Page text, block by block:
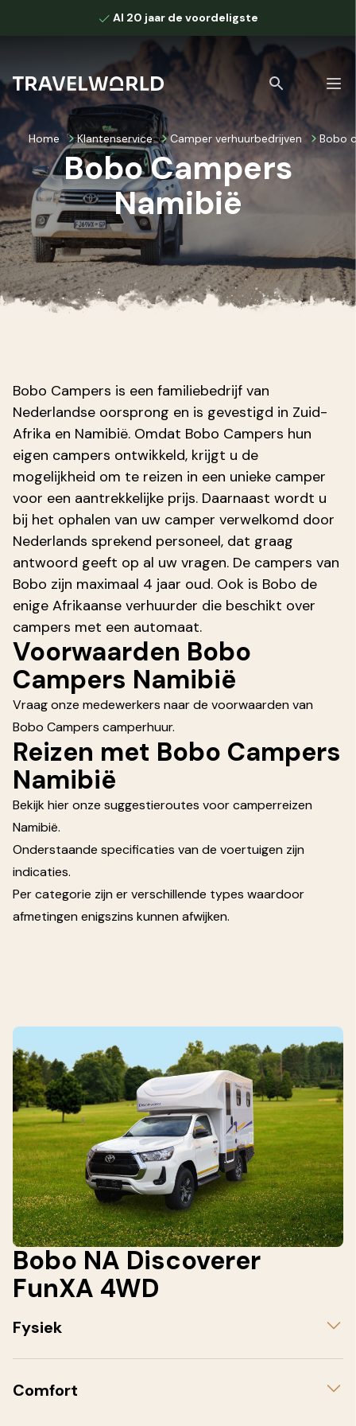
Al 20 jaar de voordeligste
Bekijk alle zoekresultaten
Home Klantenservice Camper verhuurbedrijven Bobo
Bobo Campers
Namibië
Bobo Campers is een familiebedrijf van
Nederlandse oorsprong en is gevestigd in Zuid-
Afrika en Namibië. Omdat Bobo Campers hun
eigen campers ontwikkeld, krijgt u de
mogelijkheid om te reizen in een unieke camper
voor een aantrekkelijke prijs. Daarnaast wordt u
bij het ophalen van uw camper verwelkomd door
Nederlands sprekend personeel, dat graag
antwoord geeft op al uw vragen. De campers van
Bobo zijn maximaal 4 jaar oud. Ook is Bobo de
enige Afrikaanse verhuurder die beschikt over
campers met een automaat.
Voorwaarden Bobo
Campers Namibië
Vraag onze medewerkers naar de voorwaarden van
Bobo Campers camperhuur.
Reizen met Bobo Campers
Namibië
Bekijk hier onze suggestieroutes voor camperreizen
Namibië.
Onderstaande specificaties van de voertuigen zijn
indicaties.
Per categorie zijn er verschillende types waardoor
afmetingen enigszins kunnen afwijken.
Bobo NA Discoverer
FunXA 4WD
Fysiek
Comfort